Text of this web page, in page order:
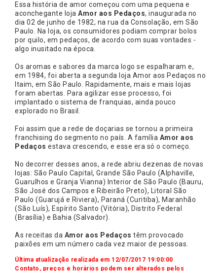
Essa história de amor começou com uma pequena e
aconchegante loja Amor aos Pedaços, inaugurada no
dia 02 de junho de 1982, na rua da Consolação, em São
Paulo. Na loja, os consumidores podiam comprar bolos
por quilo, em pedaços, de acordo com suas vontades -
algo inusitado na época.
Os aromas e sabores da marca logo se espalharam e,
em 1984, foi aberta a segunda loja Amor aos Pedaços no
Itaim, em São Paulo. Rapidamente, mais e mais lojas
foram abertas. Para agilizar esse processo, foi
implantado o sistema de franquias, ainda pouco
explorado no Brasil.
Foi assim que a rede de doçarias se tornou a primeira
franchising do segmento no país. A família Amor aos
Pedaços estava crescendo, e esse era só o começo.
No decorrer desses anos, a rede abriu dezenas de novas
lojas: São Paulo Capital, Grande São Paulo (Alphaville,
Guarulhos e Granja Vianna) Interior de São Paulo (Bauru,
São José dos Campos e Ribeirão Preto), Litoral São
Paulo (Guarujá e Riviera), Paraná (Curitiba), Maranhão
(São Luís), Espírito Santo (Vitória), Distrito Federal
(Brasília) e Bahia (Salvador).
As receitas da Amor aos Pedaços têm provocado
paixões em um número cada vez maior de pessoas.
Última atualização realizada em 12/07/2017 19:00:00
Contato, preços e horários podem ser alterados pelos